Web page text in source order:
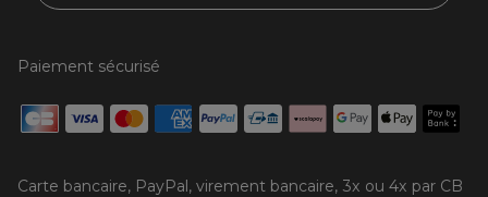
Paiement sécurisé
Carte bancaire, PayPal, virement bancaire, 3x ou 4x par CB